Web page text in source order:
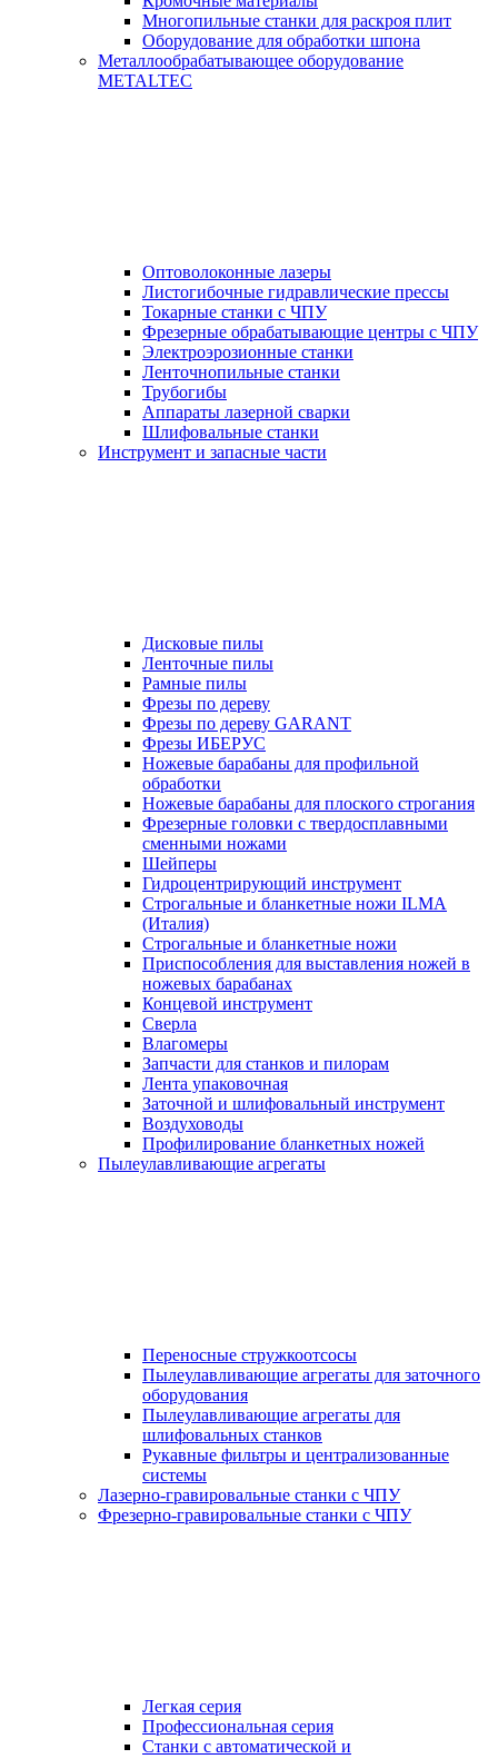
Многопильные станки для раскроя плит
Оборудование для обработки шпона
Металлообрабатывающее оборудование
METALTEC
Оптоволоконные лазеры
Листогибочные гидравлические прессы
Токарные станки с ЧПУ
Фрезерные обрабатывающие центры с ЧПУ
Электроэрозионные станки
Ленточнопильные станки
Трубогибы
Аппараты лазерной сварки
Шлифовальные станки
Инструмент и запасные части
Дисковые пилы
Ленточные пилы
Рамные пилы
Фрезы по дереву
Фрезы по дереву GARANT
Фрезы ИБЕРУС
Ножевые барабаны для профильной
обработки
Ножевые барабаны для плоского строгания
Фрезерные головки с твердосплавными
сменными ножами
Шейперы
Гидроцентрирующий инструмент
Строгальные и бланкетные ножи ILMA
(Италия)
Cтрогальные и бланкетные ножи
Приспособления для выставления ножей в
ножевых барабанах
Концевой инструмент
Сверла
Влагомеры
Запчасти для станков и пилорам
Лента упаковочная
Заточной и шлифовальный инструмент
Воздуховоды
Профилирование бланкетных ножей
Пылеулавливающие агрегаты
Переносные стружкоотсосы
Пылеулавливающие агрегаты для заточного
оборудования
Пылеулавливающие агрегаты для
шлифовальных станков
Рукавные фильтры и централизованные
системы
Лазерно-гравировальные станки с ЧПУ
Фрезерно-гравировальные станки с ЧПУ
Легкая серия
Профессиональная серия
Станки с автоматической и